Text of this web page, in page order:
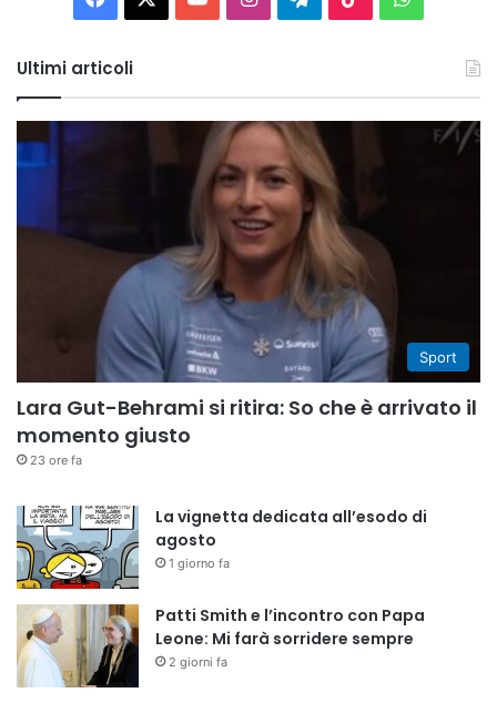
Ultimi articoli
Sport
Lara Gut-Behrami si ritira: So che è arrivato il
momento giusto
23 ore fa
La vignetta dedicata all’esodo di
agosto
1 giorno fa
Patti Smith e l’incontro con Papa
Leone: Mi farà sorridere sempre
2 giorni fa